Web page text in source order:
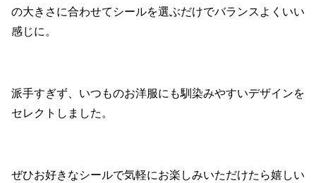
の大きさに合わせてシールを選ぶだけでバランスよくいい
感じに。
派手すぎず、いつものお洋服にも馴染みやすいデザインを
セレクトしました。
ぜひお好きなシールで気軽にお楽しみいただけたら嬉しい